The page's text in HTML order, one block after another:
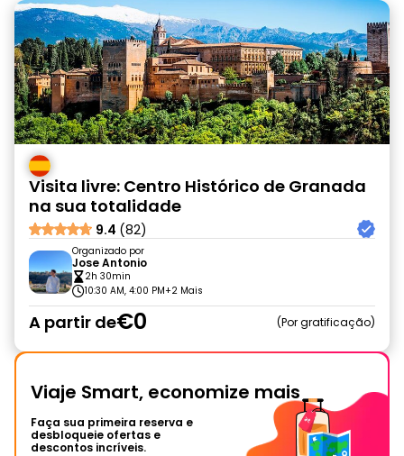
Visita livre: Centro Histórico de Granada
na sua totalidade
9.4 (82)
Organizado por
Jose Antonio
2h 30min
10:30 AM, 4:00 PM+2 Mais
A partir de€0 Por gratificação
Viaje Smart, economize mais
Faça sua primeira reserva e
desbloqueie ofertas e
descontos incríveis.